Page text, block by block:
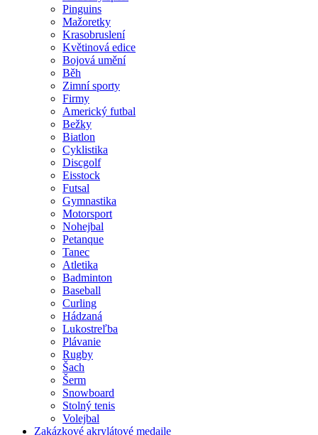
Pinguins
Mažoretky
Krasobruslení
Květinová edice
Bojová umění
Běh
Zimní sporty
Firmy
Americký futbal
Bežky
Biatlon
Cyklistika
Discgolf
Eisstock
Futsal
Gymnastika
Motorsport
Nohejbal
Petanque
Tanec
Atletika
Badminton
Baseball
Curling
Hádzaná
Lukostreľba
Plávanie
Rugby
Šach
Šerm
Snowboard
Stolný tenis
Volejbal
Zakázkové akrylátové medaile